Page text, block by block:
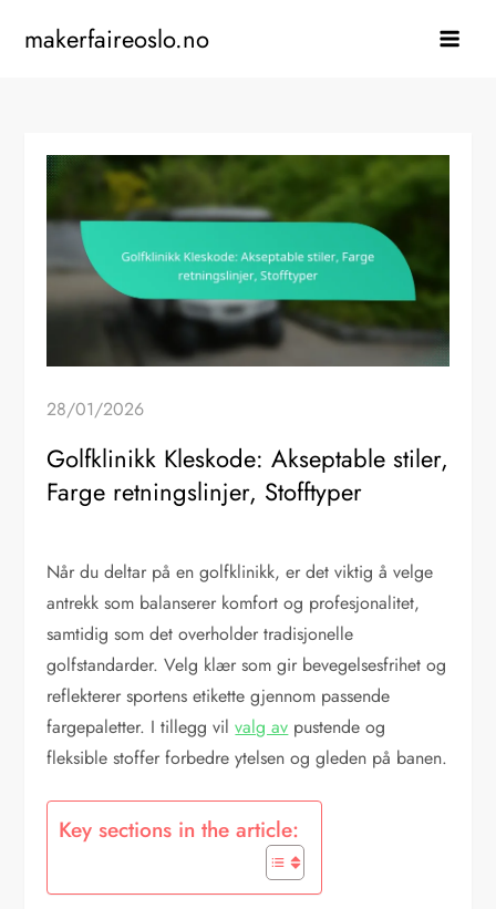
makerfaireoslo.no
28/01/2026
Golfklinikk Kleskode: Akseptable stiler,
Farge retningslinjer, Stofftyper
Når du deltar på en golfklinikk, er det viktig å velge
antrekk som balanserer komfort og profesjonalitet,
samtidig som det overholder tradisjonelle
golfstandarder. Velg klær som gir bevegelsesfrihet og
reflekterer sportens etikette gjennom passende
fargepaletter. I tillegg vilvalg av pustende og
fleksible stoffer forbedre ytelsen og gleden på banen.
Key sections in the article: